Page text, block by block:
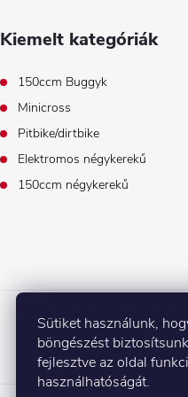
Sütiket használunk,
böngészést
fejlesztve az oldal
használhatóságát.
Kiemelt kategóriák
150ccm Buggyk
Minicross
Pitbike/dirtbike
Elektromos négykerekű
150ccm négykerekű